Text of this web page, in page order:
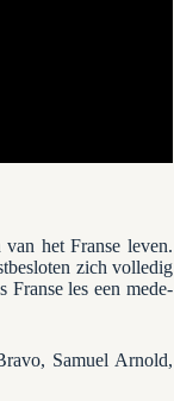
het Franse leven.
zich volledig
les een mede-
Samuel Arnold,